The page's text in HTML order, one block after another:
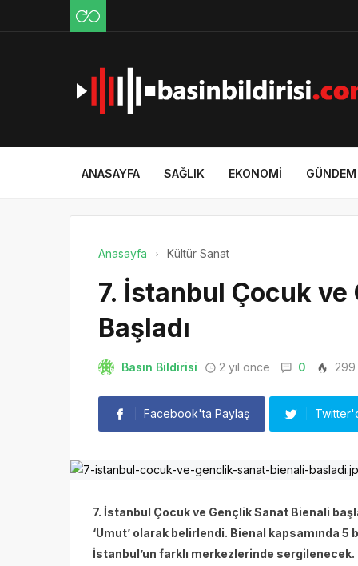
ANASAYFA SAĞLIK EKONOMI GÜNDEM
Anasayfa Kültür Sanat
7. İstanbul Çocuk
Başladı
Basın Bildirisi 2 yıl önce 0 299
Facebook'ta Paylaş
7. İstanbul Çocuk ve Gençlik Sanat Bienali
‘Umut’ olarak belirlendi. Bienal kapsamında
İstanbul’un farklı merkezlerinde sergilenecek.